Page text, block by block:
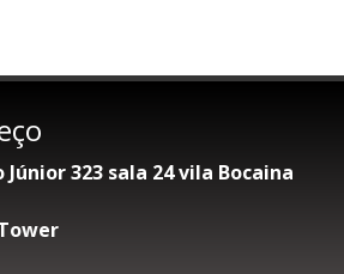
Júnior 323 sala 24 vila Bocaina